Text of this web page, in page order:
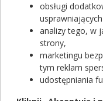
obsługi
analizy tego, w
strony,
marketingu
tym reklam
udostępniania